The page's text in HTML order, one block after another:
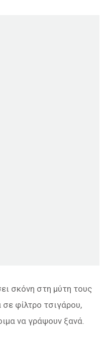
σκόνη στη μύτη τους
φίλτρο τσιγάρου,
να γράψουν ξανά.